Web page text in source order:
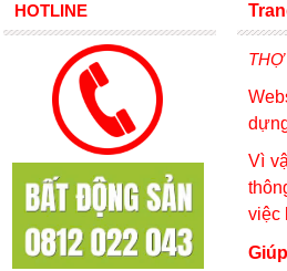
Vì
việc
HOTLINE